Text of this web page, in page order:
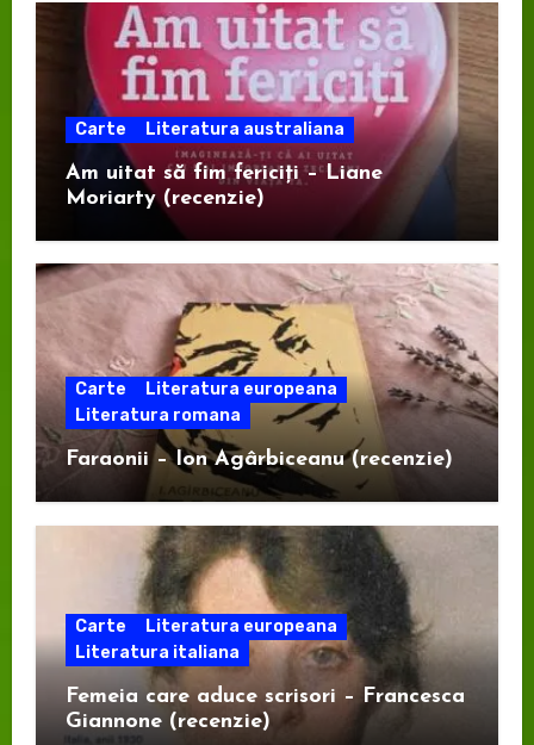
Carte Literatura australiana
Am uitat să fim fericiți – Liane
Moriarty (recenzie)
Carte
Literatura europeana
Literatura romana
Faraonii – Ion Agârbiceanu (recenzie)
Carte
Literatura europeana
Literatura italiana
Femeia care aduce scrisori – Francesca
Giannone (recenzie)